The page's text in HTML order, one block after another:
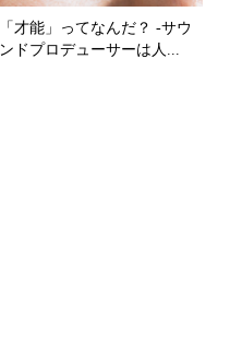
「才能」ってなんだ？ -サウ
ンドプロデューサーは人...